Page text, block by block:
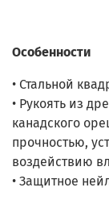
Особенности
• Стальной
• Рукоять из
канадского
прочностью,
воздействию
• Защитное